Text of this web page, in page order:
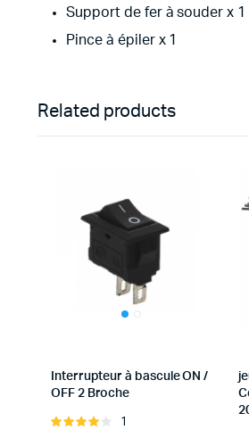
Support de fer à souder x 1
Pince à épiler x 1
Related products
Interrupteur à bascule ON /
OFF 2 Broche
Rated
1